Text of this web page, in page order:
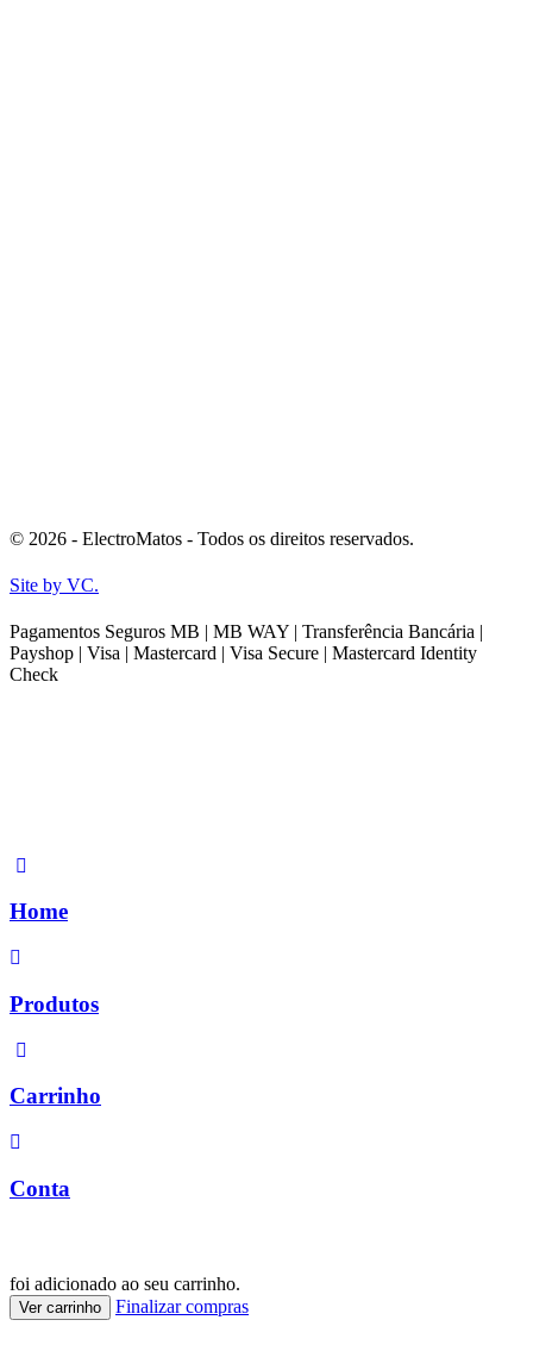
© 2026 - ElectroMatos - Todos os direitos reservados.
Site by VC.
Pagamentos Seguros MB | MB WAY | Transferência Bancária |
Payshop | Visa | Mastercard | Visa Secure | Mastercard Identity
Check
Home
Produtos
Carrinho
Conta
foi adicionado ao seu carrinho.
Ver carrinho Finalizar compras